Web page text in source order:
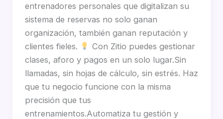
entrenadores personales que digitalizan su
sistema de reservas no solo ganan
organización, también ganan reputación y
clientes fieles.
Con Zitio puedes gestionar
clases, aforo y pagos en un solo lugar.Sin
llamadas, sin hojas de cálculo, sin estrés. Haz
que tu negocio funcione con la misma
precisión que tus
entrenamientos.Automatiza tu gestión y